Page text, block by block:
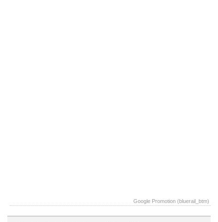
Google Promotion (bluerail_btm)